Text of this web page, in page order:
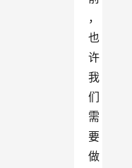
，
也
许
我
们
需
要
做